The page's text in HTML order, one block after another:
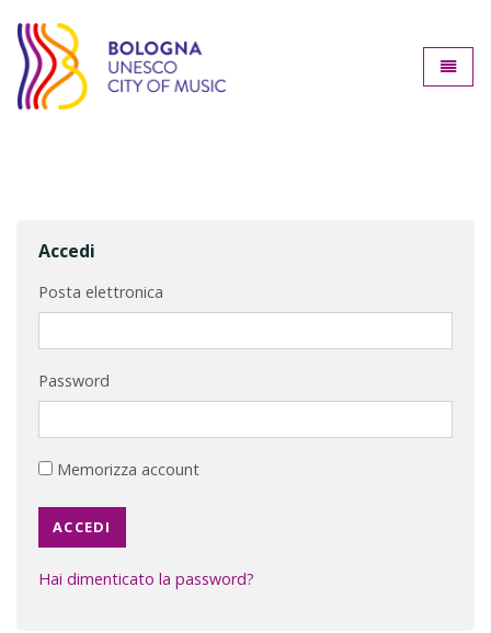
Accedi
Posta elettronica
Password
Memorizza account
Hai dimenticato la password?